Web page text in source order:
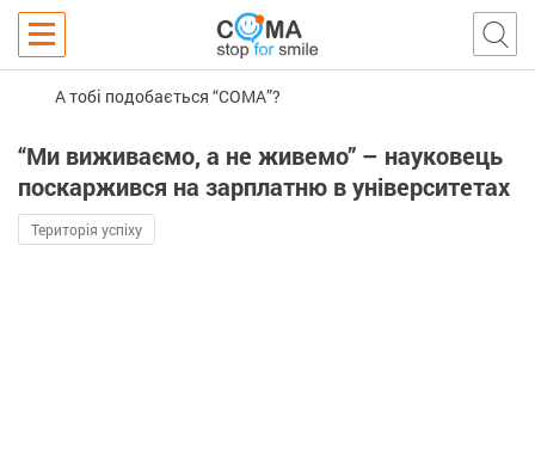
А тобі подобається “COMA”?
“Ми виживаємо, а не живемо” – науковець
поскаржився на зарплатню в університетах
Територія успіху